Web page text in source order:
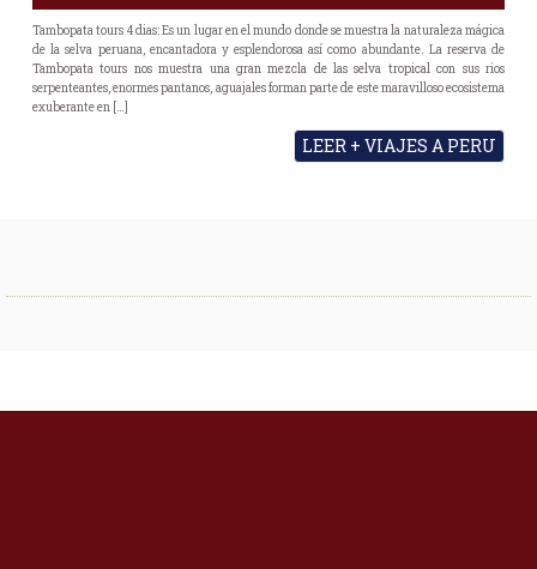
Tambopata tours 4 dias: Es un lugar en el mundo donde se muestra la naturaleza mágica
de la selva peruana, encantadora y esplendorosa así como abundante. La reserva de
Tambopata tours nos muestra una gran mezcla de las selva tropical con sus rios
serpenteantes, enormes pantanos, aguajales forman parte de este maravilloso ecosistema
exuberante en […]
LEER + VIAJES A PERU